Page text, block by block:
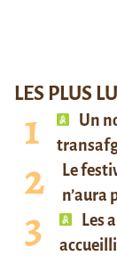
LES PLUS
Un
Le
n’aura
Les